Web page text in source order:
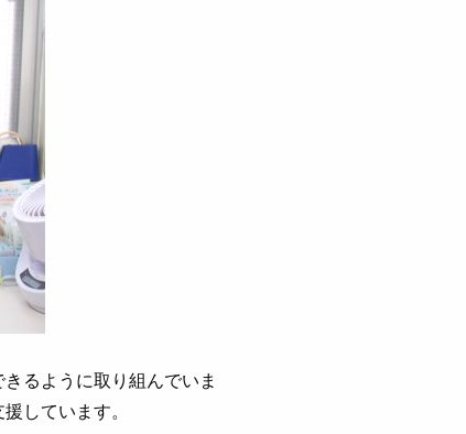
るように取り組んでいま
しています。